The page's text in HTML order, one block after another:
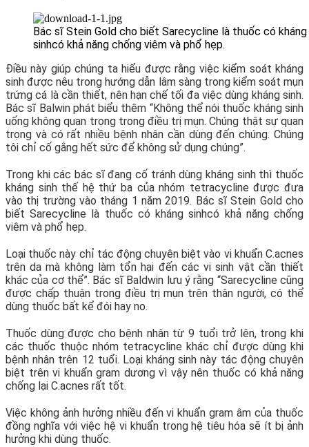
Bác sĩ Stein Gold cho biết Sarecycline là thuốc có kháng
sinhcó khả năng chống viêm và phổ hẹp.
Điều này giúp chúng ta hiểu được rằng việc kiểm soát kháng
sinh được nêu trong hướng dẫn lâm sàng trong kiểm soát mụn
trứng cá là cần thiết, nên hạn chế tối đa việc dùng kháng sinh.
Bác sĩ Balwin phát biểu thêm “Không thể nói thuốc kháng sinh
uống không quan trọng trong điều trị mụn. Chúng thật sự quan
trọng và có rất nhiều bệnh nhân cần dùng đến chúng. Chúng
tôi chỉ cố gắng hết sức để không sử dụng chúng”.
Trong khi các bác sĩ đang cố tránh dùng kháng sinh thì thuốc
kháng sinh thế hệ thứ ba của nhóm tetracycline được đưa
vào thị trường vào tháng 1 năm 2019. Bác sĩ Stein Gold cho
biết Sarecycline là thuốc có kháng sinhcó khả năng chống
viêm và phổ hẹp.
Loại thuốc này chỉ tác động chuyên biệt vào vi khuẩn C.acnes
trên da mà không làm tổn hại đến các vi sinh vật cần thiết
khác của cơ thể”. Bác sĩ Baldwin lưu ý rằng “Sarecycline cũng
được chấp thuận trong điều trị mụn trên thân người, có thể
dùng thuốc bất kể đói hay no.
Thuốc dùng được cho bệnh nhân từ 9 tuổi trở lên, trong khi
các thuốc thuộc nhóm tetracycline khác chỉ được dùng khi
bệnh nhân trên 12 tuổi. Loại kháng sinh này tác động chuyên
biệt trên vi khuẩn gram dương vì vậy nên thuốc có khả năng
chống lại C.acnes rất tốt.
Việc không ảnh hưởng nhiều đến vi khuẩn gram âm của thuốc
đồng nghĩa với việc hệ vi khuẩn trong hệ tiêu hóa sẽ ít bị ảnh
hưởng khi dùng thuốc.